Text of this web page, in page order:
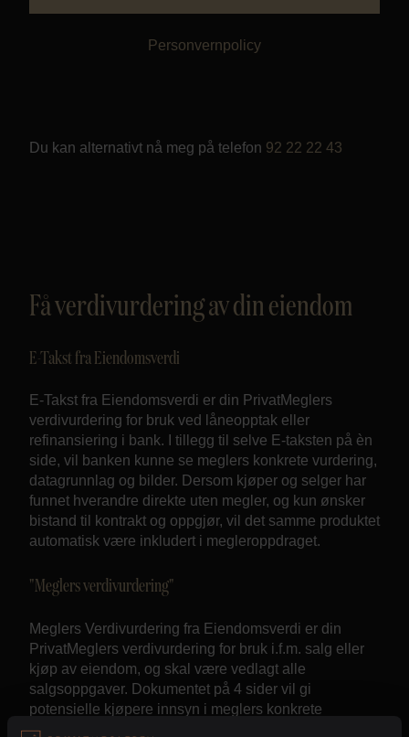
Personvernpolicy
Du kan alternativt nå meg på telefon 92 22 22 43
Få verdivurdering av din eiendom
E-Takst fra Eiendomsverdi
E-Takst fra Eiendomsverdi er din PrivatMeglers
verdivurdering for bruk ved låneopptak eller
refinansiering i bank. I tillegg til selve E-taksten på èn
side, vil banken kunne se meglers konkrete vurdering,
datagrunnlag og bilder. Dersom kjøper og selger har
funnet hverandre direkte uten megler, og kun ønsker
bistand til kontrakt og oppgjør, vil det samme produktet
automatisk være inkludert i megleroppdraget.
"Meglers verdivurdering"
Meglers Verdivurdering fra Eiendomsverdi er din
PrivatMeglers verdivurdering for bruk i.f.m. salg eller
kjøp av eiendom, og skal være vedlagt alle
salgsoppgaver. Dokumentet på 4 sider vil gi
potensielle kjøpere innsyn i meglers konkrete
vurdering og datagrunnlag. Her vil en kunne se